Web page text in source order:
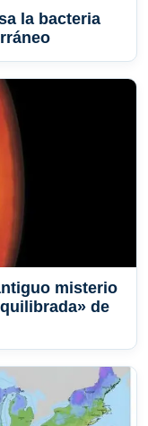
la bacteria
misterio
de